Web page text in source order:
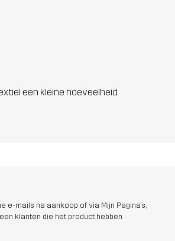
een kleine hoeveelheid
mails na aankoop of via Mijn Pagina's,
klanten die het product hebben